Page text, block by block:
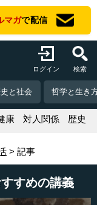
マガで配信
ログイン 検索
と社会 哲学と生き
康 対人関係 歴史
記事
すめの講義